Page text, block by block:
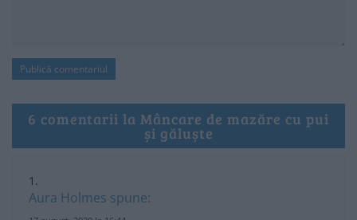
6 comentarii la Mâncare de mazăre cu pui
și găluște
Aura Holmes spune: